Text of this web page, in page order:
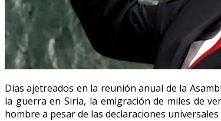
Días ajetreados en la reunión anual de la
la guerra en Siria, la emigración de miles de
hombre a pesar de las declaraciones